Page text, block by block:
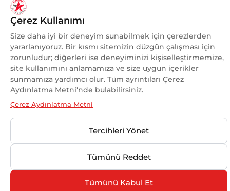
KADINA VE KADIN SPORUNA
DESTEK
OLMAKTAN GURUR DUYUYORUZ.
© 2025 Kuzeyboru Tüm Hakları Saklıdır |DESIGN BY
MaviPiksel
Çerez Kullanımı
Size daha iyi bir deneyim sunabilmek için çerezlerden
yararlanıyoruz. Bir kısmı sitemizin düzgün çalışması için
zorunludur; diğerleri ise deneyiminizi kişiselleştirmemize,
site kullanımını anlamamıza ve size uygun içerikler
sunmamıza yardımcı olur. Tüm ayrıntıları Çerez
Aydınlatma Metni'nde bulabilirsiniz.
Çerez Aydınlatma Metni
Tercihleri Yönet
Tümünü Reddet
Tümünü Kabul Et